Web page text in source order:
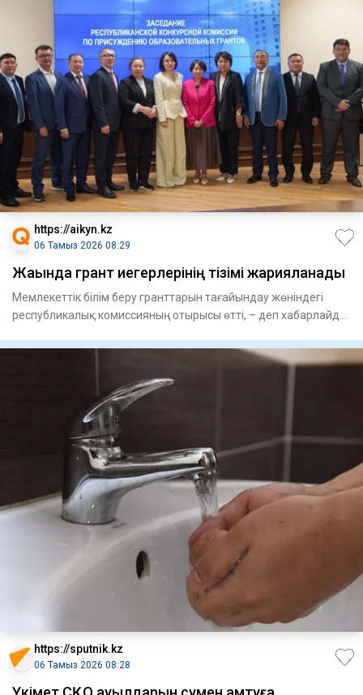
https://aikyn.kz
06 Тамыз 2026 08:29
Жақында грант иегерлерінің тізімі жарияланады
Мемлекеттік білім беру гранттарын тағайындау жөніндегі
республикалық комиссияның отырысы өтті, – деп хабарлайды
https://sputnik.kz
06 Тамыз 2026 08:28